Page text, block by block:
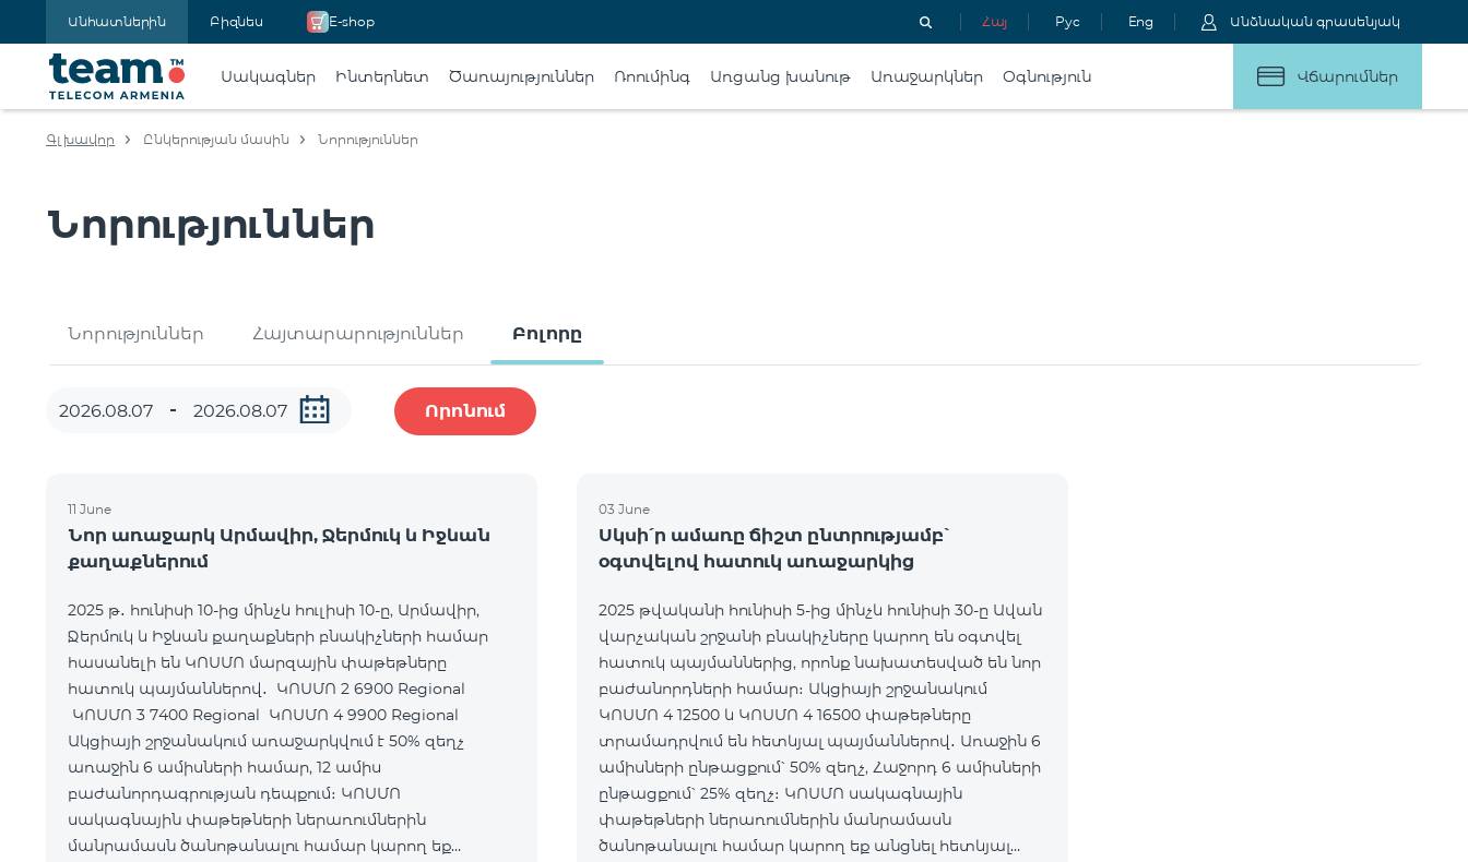
Անհատներին Բիզնես E-shop Հայ Рус Eng Անձնական գրասենյակ
Սակագներ Ինտերնետ Ծառայություններ Ռոումինգ Առցանց խանութ Առաջարկներ Օգնություն Վճարումներ
Գլխավոր Ընկերության մասին Նորություններ
Նորություններ
Նորություններ Հայտարարություններ Բոլորը
Որոնում
11 June
Նոր առաջարկ Արմավիր, Ջերմուկ և Իջևան
քաղաքներում
2025 թ․ հունիսի 10-ից մինչև հուլիսի 10-ը, Արմավիր,
Ջերմուկ և Իջևան քաղաքների բնակիչների համար
հասանելի են ԿՈՍՄՈ մարզային փաթեթները
հատուկ պայմաններով․ ԿՈՍՄՈ 2 6900 Regional
ԿՈՍՄՈ 3 7400 Regional ԿՈՍՄՈ 4 9900 Regional
Ակցիայի շրջանակում առաջարկվում է 50% զեղչ
առաջին 6 ամիսների համար, 12 ամիս
բաժանորդագրության դեպքում։ ԿՈՍՄՈ
սակագնային փաթեթների ներառումներին
մանրամասն ծանոթանալու համար կարող եք
03 June
Սկսի՛ր ամառը ճիշտ ընտրությամբ՝
օգտվելով հատուկ առաջարկից
2025 թվականի հունիսի 5-ից մինչև հունիսի 30-ը Ավան
վարչական շրջանի բնակիչները կարող են օգտվել
հատուկ պայմաններից, որոնք նախատեսված են նոր
բաժանորդների համար։ Ակցիայի շրջանակում
ԿՈՍՄՈ 4 12500 և ԿՈՍՄՈ 4 16500 փաթեթները
տրամադրվում են հետևյալ պայմաններով․ Առաջին 6
ամիսների ընթացքում՝ 50% զեղչ, Հաջորդ 6 ամիսների
ընթացքում՝ 25% զեղչ։ ԿՈՍՄՈ սակագնային
փաթեթների ներառումներին մանրամասն
ծանոթանալու համար կարող եք անցնել հետևյալ